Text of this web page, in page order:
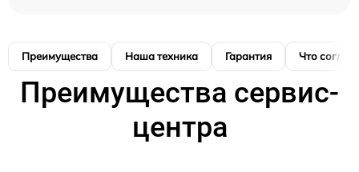
Преимущества Наша техника Гарантия Что
Преимущества сервис-
центра